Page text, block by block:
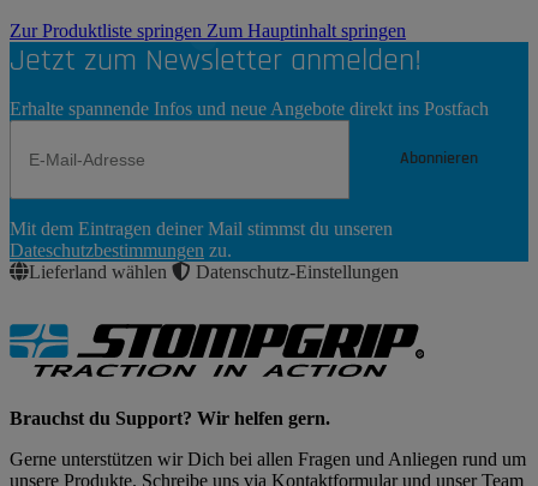
Zur Produktliste springen Zum Hauptinhalt springen
Jetzt zum Newsletter anmelden!
Erhalte spannende Infos und neue Angebote direkt ins Postfach
Abonnieren
Abonnieren
Mit dem Eintragen deiner Mail stimmst du unseren
Dateschutzbestimmungen zu.
Lieferland wählen
Datenschutz-Einstellungen
Brauchst du Support? Wir helfen gern.
Gerne unterstützen wir Dich bei allen Fragen und Anliegen rund um
unsere Produkte. Schreibe uns via Kontaktformular und unser Team